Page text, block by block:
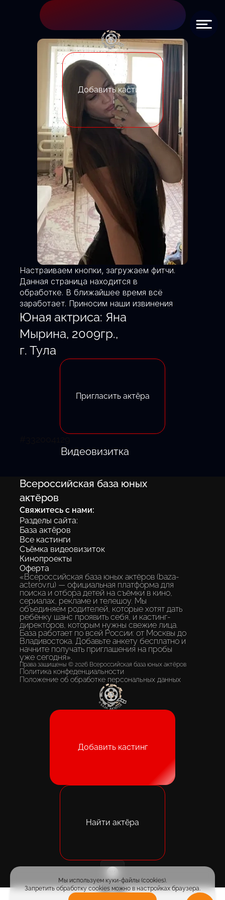
Добавить кастинг
Мы используем куки-файлы (cookies).
Запретить обработку cookies можно в настройках браузера.
Настраиваем кнопки, загружаем фитчи.
Данная страница находится в
обработке. В ближайшее время всё
заработает. Приносим наши извинения
Юная актриса: Яна
Мырина, 2009гр.,
г. Тула
Пригласить актёра
Видеовизитка
Всероссийская база юных
актёров
Свяжитесь с нами:
Разделы сайта:
База актёров
Все кастинги
Съёмка видеовизиток
Кинопроекты
Оферта
«Всероссийская база юных актёров (baza-
acterov.ru) — официальная платформа для
поиска и отбора детей на съёмки в кино,
сериалах, рекламе и телешоу. Мы
объединяем родителей, которые хотят дать
ребёнку шанс проявить себя, и кастинг-
директоров, которым нужны свежие лица.
База работает по всей России: от Москвы до
Владивостока. Добавьте анкету бесплатно и
начните получать приглашения на пробы
уже сегодня».
Права защищены © 2026 Всероссийская база юных актёров
Политика конфеденциальности
Положение об обработке персональных данных
Добавить кастинг
Найти актёра